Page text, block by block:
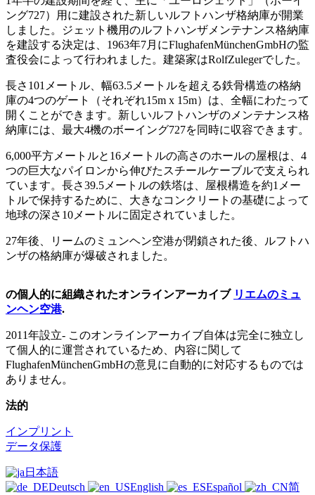
ング727）用に建設された新しいルフトハンザ格納庫が開業
しました。ジェット機用のルフトハンザメンテナンス格納庫
を建設する決定は、1963年7月にFlughafenMünchenGmbHの監
査役会によって行われました。建築家はRolfZulegerでした。
長さ101メートル、幅63.5メートルを超える鉄骨構造の格納
庫の4つのゲート（それぞれ15m x 15m）は、全幅にわたって
開くことができます。新しいルフトハンザのメンテナンス格
納庫には、最大4機のボーイング727を同時に収容できます。
6,000平方メートルと16メートルの高さのホールの屋根は、4
つの巨大なパイロンから伸びたスチールケーブルで支えられ
ています。長さ39.5メートルの鉄塔は、屋根構造を約1メー
トルで保持するために、大きなコンクリートの基礎によって
地球の深さ10メートルに固定されていました。
27年後、リームのミュンヘン空港が閉鎖された後、ルフトハ
ンザの格納庫が爆破されました。
の個人的に組織されたオンラインアーカイブ リエムのミュ
ンヘン空港.
2011年設立- このオンラインアーカイブ自体は完全に独立し
て個人的に運営されているため、内容に関して
FlughafenMünchenGmbHの意見に自動的に対応するものでは
ありません。
法的
インプリント
データ保護
日本語
Deutsch
English Español 简